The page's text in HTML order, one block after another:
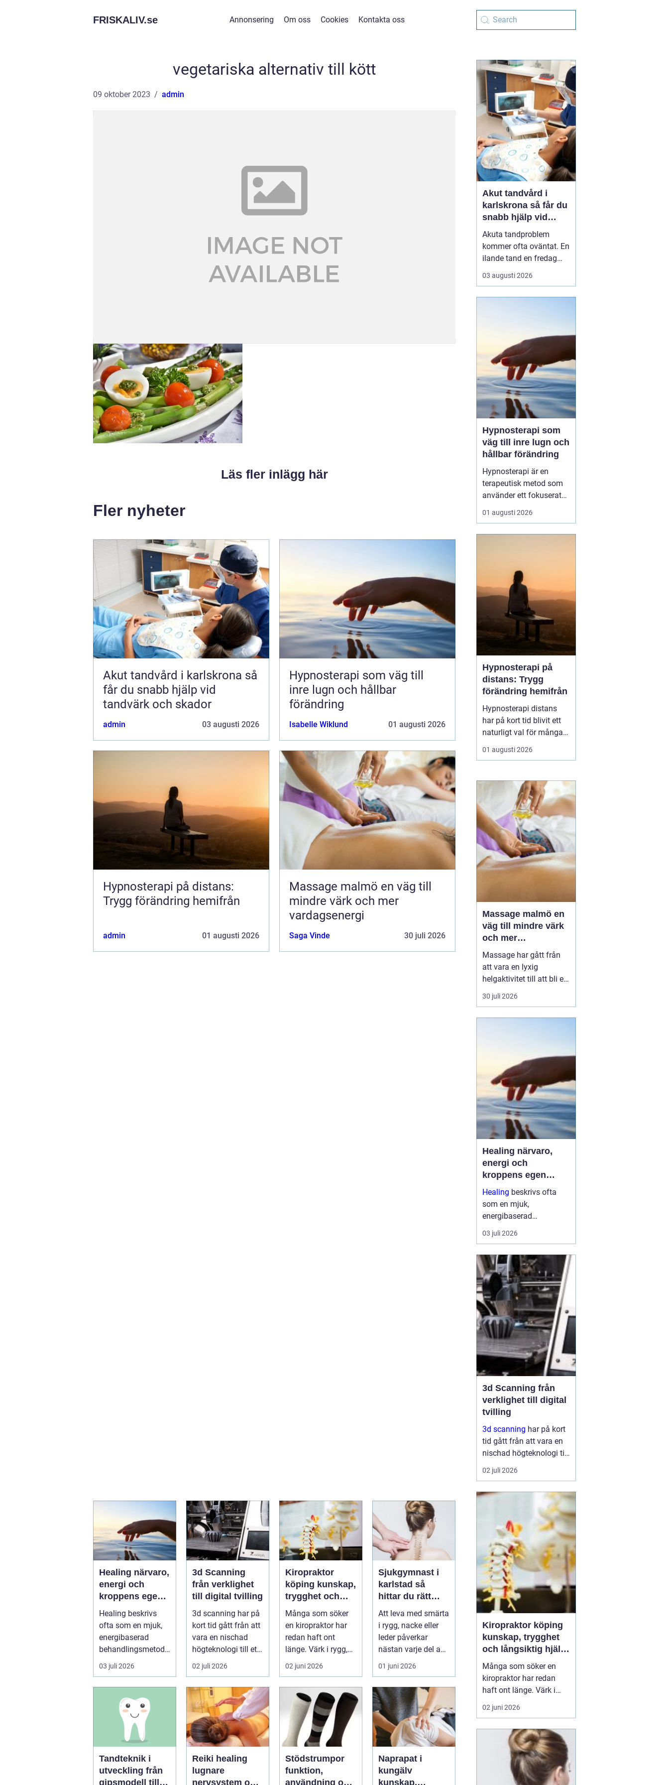
FRISKALIV.se Annonsering Om oss Cookies Kontakta oss
vegetariska alternativ till kött
09 oktober 2023 admin
Läs fler inlägg här
Fler nyheter
Akut tandvård i karlskrona så
får du snabb hjälp vid
tandvärk och skador
admin 03 augusti 2026
Hypnosterapi som väg till
inre lugn och hållbar
förändring
Isabelle Wiklund 01 augusti 2026
Hypnosterapi på distans:
Trygg förändring hemifrån
admin 01 augusti 2026
Massage malmö en väg till
mindre värk och mer
vardagsenergi
Saga Vinde 30 juli 2026
Healing närvaro,
energi och
kroppens egen
förmåga att läka
Healing beskrivs
ofta som en mjuk,
energibaserad
behandlingsmetod
som stödjer
kroppens egen
läknings...
03 juli 2026
3d Scanning
från verklighet
till digital tvilling
3d scanning har på
kort tid gått från att
vara en nischad
högteknologi till ett
praktiskt verktyg
fö...
02 juli 2026
Kiropraktor
köping kunskap,
trygghet och
långsiktig hjälp
för ryggen
Många som söker
en kiropraktor har
redan haft ont
länge. Värk i rygg,
nacke eller huvud
blir lätt en...
02 juni 2026
Sjukgymnast i
karlstad så
hittar du rätt
hjälp för smärta
och besvär
Att leva med smärta
i rygg, nacke eller
leder påverkar
nästan varje del av
vardagen. En
person som s...
01 juni 2026
Tandteknik i
utveckling från
gipsmodell till
Reiki healing
lugnare
nervsystem och
Stödstrumpor
funktion,
användning och
Naprapat i
kungälv
kunskap,
Akut tandvård i
karlskrona så får du
snabb hjälp vid
tandvärk och skador
Akuta tandproblem
kommer ofta oväntat. En
ilande tand en fredag
kväll, en svullnad som
blir värre över natten
vända dig för snabb och
trygg akut tandvård i
Karlskr...
03 augusti 2026
Hypnosterapi som
väg till inre lugn och
hållbar förändring
Hypnosterapi är en
terapeutisk metod som
använder ett fokuserat
och avslappnat
sinnestillstånd för att
kan personen få tillgå...
01 augusti 2026
Hypnosterapi på
distans: Trygg
förändring hemifrån
Hypnosterapi distans
har på kort tid blivit ett
naturligt val för många
som vill arbeta med
personlig utveckling
fysisk mottagning.
Genom säkra
videosamtal kan klient
och terapeut mötas
oavsett var i l...
01 augusti 2026
Massage malmö en
väg till mindre värk
och mer
vardagsenergi
Massage har gått från
att vara en lyxig
helgaktivitet till att bli en
naturlig del av många
människors vardag. Fler
som Malmö, där tempot
är högt och många
kombinerar sti...
30 juli 2026
Healing närvaro,
energi och
kroppens egen
förmåga att läka
Healing beskrivs ofta
som en mjuk,
energibaserad
behandlingsmetod som
stödjer kroppens egen
ligger på balans, lugn
och ökad närvaro
snarare än snabba
mirakel. Många som
provar upplever ...
03 juli 2026
3d Scanning från
verklighet till digital
tvilling
3d scanning har på kort
tid gått från att vara en
nischad högteknologi till
ett praktiskt verktyg för
företag, fastighetsägare
verkligheten med laser
och kamera skapas...
02 juli 2026
Kiropraktor köping
kunskap, trygghet
och långsiktig hjälp
för ryggen
Många som söker en
kiropraktor har redan
haft ont länge. Värk i
rygg, nacke eller huvud
blir lätt en del av
låser sig helt eller
smärtan gör det svårt att
jobba, sova eller träna.
För den som letar efter
02 juni 2026